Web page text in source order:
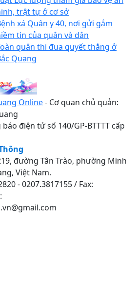
trật tự ở cơ sở
xá Quân y 40, nơi gửi gắm
tin của quân và dân
quân thi đua quyết thắng ở
Quang
Online- Cơ quan chủ quản:
điện tử số 140/GP-BTTTT cấp
đường Tân Trào, phường Minh
Việt Nam.
- 0207.3817155 / Fax: